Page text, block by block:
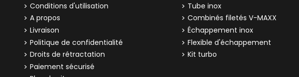
Conditions d'utilisation
A propos
Livraison
Politique de confidentialité
Droits de rétractation
Paiement sécurisé
Tube inox
Combinés filetés V-MAXX
Échappement inox
Flexible d'échappement
Kit turbo